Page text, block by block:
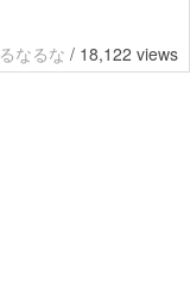
るなるな / 18,122 views